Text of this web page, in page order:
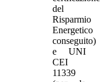
del
Risparmio
Energetico
conseguito)
e UNI
CEI
11339